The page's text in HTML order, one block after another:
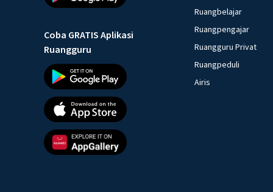
Coba GRATIS Aplikasi
Ruangguru
Ruangbelajar
Ruangpengajar
Ruangguru Privat
Ruangpeduli
Airis